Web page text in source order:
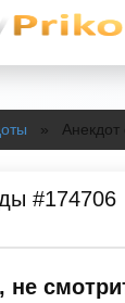
» Анекдот
#174706